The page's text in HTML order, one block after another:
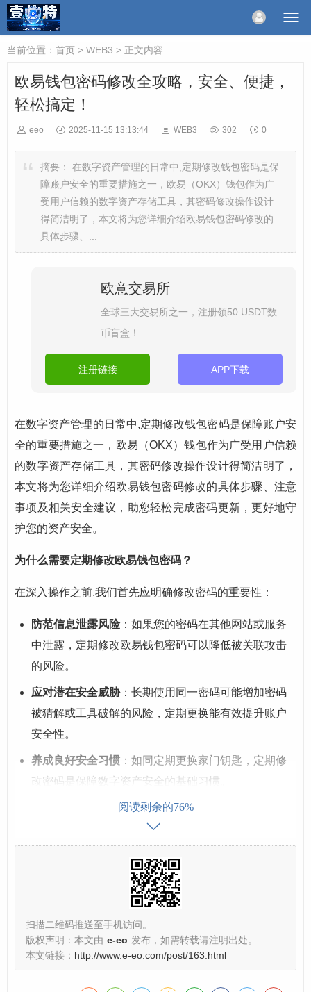
当前位置： 首页 > WEB3 > 正文内容
欧易钱包密码修改全攻略，安全、便捷，
轻松搞定！
eeo 2025-11-15 13:13:44 WEB3 302 0
摘要：
在数字资产管理的日常中,定期修改钱包密码是保
障账户安全的重要措施之一，欧易（OKX）钱包作为广
受用户信赖的数字资产存储工具，其密码修改操作设计
得简洁明了，本文将为您详细介绍欧易钱包密码修改的
具体步骤、...
欧意交易所
全球三大交易所之一，注册领50 USDT数
币盲盒！
注册链接 APP下载
在数字资产管理的日常中,定期修改钱包密码是保障账户安
全的重要措施之一，欧易（OKX）钱包作为广受用户信赖
的数字资产存储工具，其密码修改操作设计得简洁明了，
本文将为您详细介绍欧易钱包密码修改的具体步骤、注意
事项及相关安全建议，助您轻松完成密码更新，更好地守
护您的资产安全。
为什么需要定期修改欧易钱包密码？
在深入操作之前,我们首先应明确修改密码的重要性：
防范信息泄露风险：如果您的密码在其他网站或服务
中泄露，定期修改欧易钱包密码可以降低被关联攻击
的风险。
应对潜在安全威胁：长期使用同一密码可能增加密码
被猜解或工具破解的风险，定期更换能有效提升账户
安全性。
养成良好安全习惯 ：如同定期更换家门钥匙，定期修
改密码是保障数字资产安全的基础习惯。
欧易钱包密码修改步骤详解
欧易钱包通常分为手机App版和浏览器插件版,两者的密码
修改流程略有不同，但都相对简单。
(一) 欧易钱包（手机App版）密码修改步骤：
打开并登录欧易钱包App
：确保您的手机已安装最新
版本的欧易钱包App，并使用当前密码成功登录您的钱
包账户。
阅读剩余的76%
扫描二维码推送至手机访问。
版权声明：本文由 e-eo 发布，如需转载请注明出处。
本文链接： http://www.e-eo.com/post/163.html